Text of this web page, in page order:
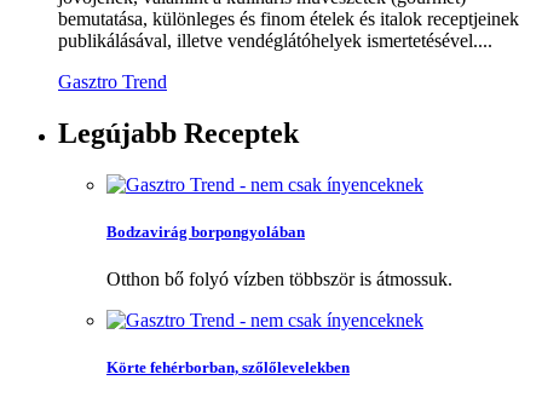
bemutatása, különleges és finom ételek és italok receptjeinek
publikálásával, illetve vendéglátóhelyek ismertetésével....
Gasztro Trend
Legújabb Receptek
Bodzavirág borpongyolában
Otthon bő folyó vízben többször is átmossuk.
Körte fehérborban, szőlőlevelekben